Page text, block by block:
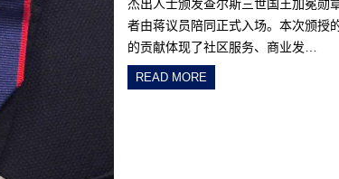
杰出人士颁发查尔斯三世国王加冕勋
者由蒋议员陪同正式入场。本次颁授
的贡献体现了社区服务、商业发…
READ MORE